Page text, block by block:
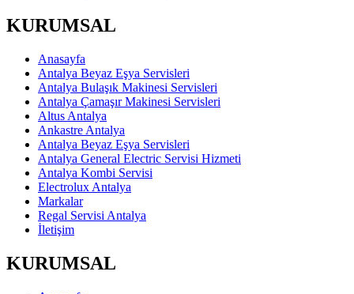
KURUMSAL
Anasayfa
Antalya Beyaz Eşya Servisleri
Antalya Bulaşık Makinesi Servisleri
Antalya Çamaşır Makinesi Servisleri
Altus Antalya
Ankastre Antalya
Antalya Beyaz Eşya Servisleri
Antalya General Electric Servisi Hizmeti
Antalya Kombi Servisi
Electrolux Antalya
Markalar
Regal Servisi Antalya
İletişim
KURUMSAL